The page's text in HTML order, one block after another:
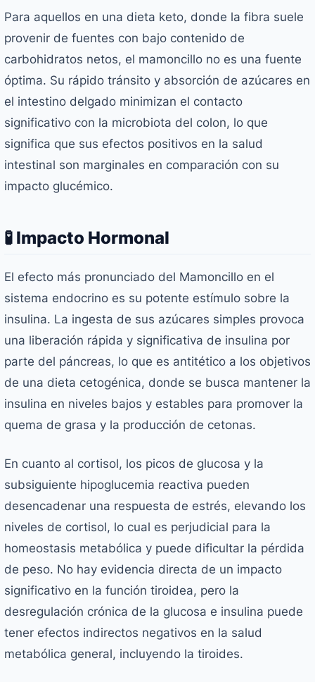
Para aquellos en una dieta keto, donde la fibra suele
provenir de fuentes con bajo contenido de
carbohidratos netos, el mamoncillo no es una fuente
óptima. Su rápido tránsito y absorción de azúcares en
el intestino delgado minimizan el contacto
significativo con la microbiota del colon, lo que
significa que sus efectos positivos en la salud
intestinal son marginales en comparación con su
impacto glucémico.
🧪 Impacto Hormonal
El efecto más pronunciado del Mamoncillo en el
sistema endocrino es su potente estímulo sobre la
insulina. La ingesta de sus azúcares simples provoca
una liberación rápida y significativa de insulina por
parte del páncreas, lo que es antitético a los objetivos
de una dieta cetogénica, donde se busca mantener la
insulina en niveles bajos y estables para promover la
quema de grasa y la producción de cetonas.
En cuanto al cortisol, los picos de glucosa y la
subsiguiente hipoglucemia reactiva pueden
desencadenar una respuesta de estrés, elevando los
niveles de cortisol, lo cual es perjudicial para la
homeostasis metabólica y puede dificultar la pérdida
de peso. No hay evidencia directa de un impacto
significativo en la función tiroidea, pero la
desregulación crónica de la glucosa e insulina puede
tener efectos indirectos negativos en la salud
metabólica general, incluyendo la tiroides.